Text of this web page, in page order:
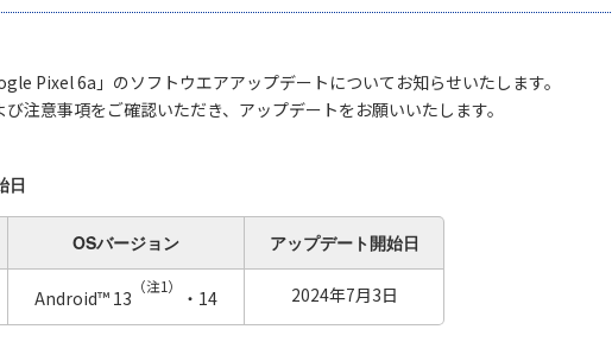
Pixel 6a」のソフトウエアアップデートについてお知らせいたします。
注意事項をご確認いただき、アップデートをお願いいたします。
日
OSバージョン アップデート 開始日
Android™ 13
（注1）
・14 2024年7月3日